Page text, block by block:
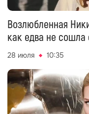
Возлюбленная
как едва не сошла
28 июля 10:35